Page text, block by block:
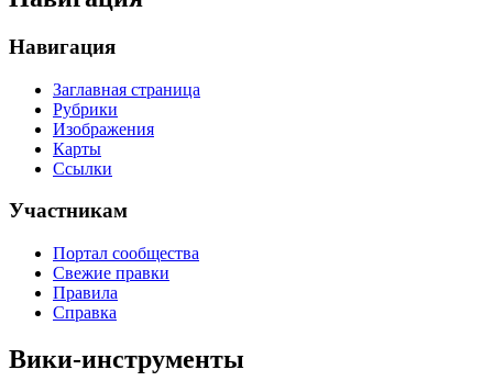
Навигация
Заглавная страница
Рубрики
Изображения
Карты
Ссылки
Участникам
Портал сообщества
Свежие правки
Правила
Справка
Вики-инструменты